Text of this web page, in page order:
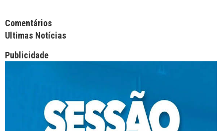
Facebook Comments APPID
Comentários
Ultimas Notícias
Publicidade